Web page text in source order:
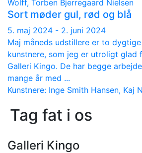
Wolff, Torben Bjerregaard Nielsen
Sort møder gul, rød og blå
5. maj 2024 - 2. juni 2024
Maj måneds udstillere er to
kunstnere, som jeg er utroligt
Galleri Kingo. De har begge
mange år med ...
Kunstnere: Inge Smith Hansen, Kaj
Tag fat i os
Galleri Kingo